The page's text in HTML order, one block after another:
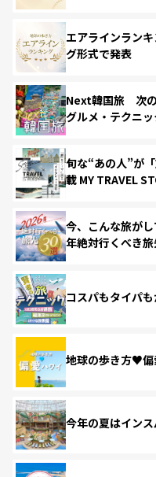
エアラインラン
グ形式で発表
Next韓国旅 次の
グルメ・テクニッ
旬な“あの人”が
載 MY TRAVEL
今、こんな旅が
年絶対行くべき
コスパもタイパ
地球の歩き方♥偏
今年の夏はインス